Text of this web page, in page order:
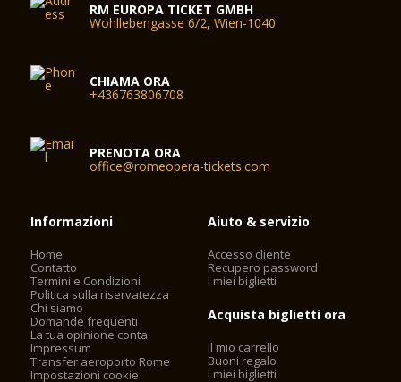
RM EUROPA TICKET GMBH
Wohllebengasse 6/2, Wien-1040
CHIAMA ORA
+436763806708
PRENOTA ORA
office@romeopera-tickets.com
Informazioni
Home
Contatto
Termini e Condizioni
Politica sulla riservatezza
Chi siamo
Domande frequenti
La tua opinione conta
Impressum
Transfer aeroporto Rome
Impostazioni cookie
Aiuto & servizio
Accesso cliente
Recupero password
I miei biglietti
Acquista biglietti ora
Il mio carrello
Buoni regalo
I miei biglietti